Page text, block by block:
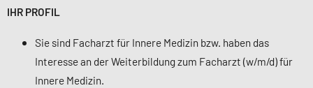
IHR PROFIL
Sie sind Facharzt für Innere Medizin bzw. haben das
Interesse an der Weiterbildung zum Facharzt (w/m/d) für
Innere Medizin.